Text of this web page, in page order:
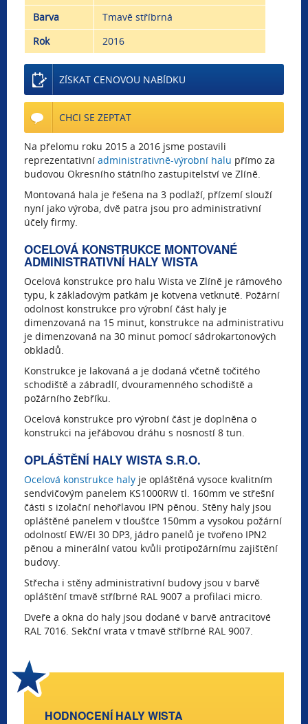
Barva
Tmavě stříbrná
Rok
2016
ZÍSKAT CENOVOU NABÍDKU
CHCI SE ZEPTAT
Na přelomu roku 2015 a 2016 jsme postavili
reprezentativní administrativně-výrobní halu přímo za
budovou Okresního státního zastupitelství ve Zlíně.
Montovaná hala je řešena na 3 podlaží, přízemí slouží
nyní jako výroba, dvě patra jsou pro administrativní
účely firmy.
OCELOVÁ KONSTRUKCE MONTOVANÉ
ADMINISTRATIVNÍ HALY WISTA
Ocelová konstrukce pro halu Wista ve Zlíně je rámového
typu, k základovým patkám je kotvena vetknutě. Požární
odolnost konstrukce pro výrobní část haly je
dimenzovaná na 15 minut, konstrukce na administrativu
je dimenzovaná na 30 minut pomocí sádrokartonových
obkladů.
Konstrukce je lakovaná a je dodaná včetně točitého
schodiště a zábradlí, dvouramenného schodiště a
požárního žebříku.
Ocelová konstrukce pro výrobní část je doplněna o
konstrukci na jeřábovou dráhu s nosností 8 tun.
OPLÁŠTĚNÍ HALY WISTA S.R.O.
Ocelová konstrukce haly je opláštěná vysoce kvalitním
sendvičovým panelem KS1000RW tl. 160mm ve střešní
části s izolační nehořlavou IPN pěnou. Stěny haly jsou
opláštěné panelem v tloušťce 150mm a vysokou požární
odolností EW/EI 30 DP3, jádro panelů je tvořeno IPN2
pěnou a minerální vatou kvůli protipožárnímu zajištění
budovy.
Střecha i stěny administrativní budovy jsou v barvě
opláštění tmavě stříbrné RAL 9007 a profilaci micro.
Dveře a okna do haly jsou dodané v barvě antracitové
RAL 7016. Sekční vrata v tmavě stříbrné RAL 9007.
HODNOCENÍ HALY WISTA